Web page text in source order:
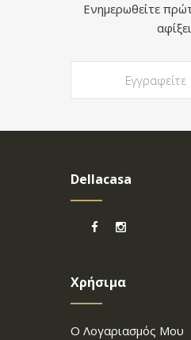
Ενημερωθείτε
Dellacasa
Χρήσιμα
Ο Λογαριασμός Μου